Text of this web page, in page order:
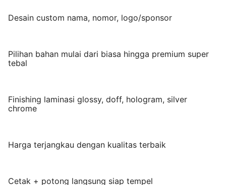
Desain custom nama, nomor, logo/sponsor
Pilihan bahan mulai dari biasa hingga premium super
tebal
Finishing laminasi glossy, doff, hologram, silver
chrome
Harga terjangkau dengan kualitas terbaik
Cetak + potong langsung siap tempel